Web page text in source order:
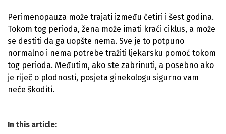
Perimenopauza može trajati između četiri i šest godina.
Tokom tog perioda, žena može imati kraći ciklus, a može
se destiti da ga uopšte nema. Sve je to potpuno
normalno i nema potrebe tražiti ljekarsku pomoć tokom
tog perioda. Međutim, ako ste zabrinuti, a posebno ako
je riječ o plodnosti, posjeta ginekologu sigurno vam
neće škoditi.
In this article: